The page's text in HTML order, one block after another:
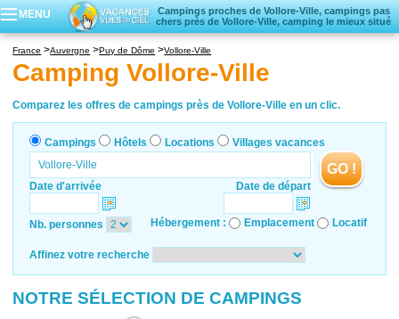
MENU
Campings proches de Vollore-Ville, campings pas
chers près de Vollore-Ville, camping le mieux situé
Locations vacances
Villages vacances
France Auvergne Puy de Dôme Vollore-Ville
Camping Vollore-Ville
Comparez les offres de campings près de Vollore-Ville en un clic.
Campings Hôtels Locations Villages vacances
Date d'arrivée Date de départ
GO !
Nb. personnes Hébergement : Emplacement Locatif
Affinez votre recherche
NOTRE SÉLECTION DE CAMPINGS